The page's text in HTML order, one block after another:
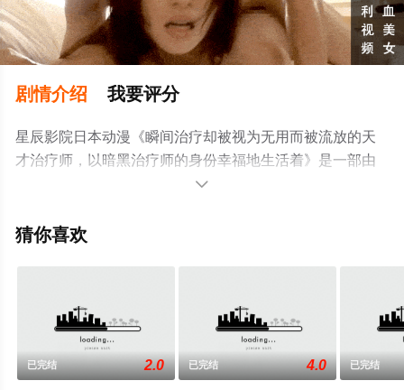
剧情介绍 我要评分
星辰影院日本动漫《瞬间治疗却被视为无用而被流放的天
才治疗师，以暗黑治疗师的身份幸福地生活着》是一部由
吉崎让导演执导，坂田将吾,花井美春,日笠阳子,永濑安奈,
彩演绎的日本动漫，大结局剧情已揭晓（全12集），手机

猜你喜欢
已完结 2.0 已完结 4.0 已完结